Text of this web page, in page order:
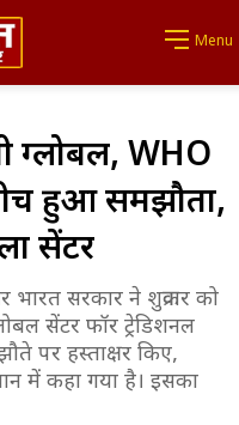
Menu
ग्लोबल, WHO
हुआ समझौता,
सेंटर
सरकार ने शुक्रवार को
सेंटर फॉर ट्रेडिशनल
पर हस्ताक्षर किए,
में कहा गया है। इसका